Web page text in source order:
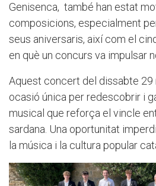
Genisenca, també han estat
composicions, especialment
seus aniversaris, així com el
en què un concurs va impulsar
Aquest concert del dissabte 29
ocasió única per redescobrir i
musical que reforça el vincle
sardana. Una oportunitat
la música i la cultura popular